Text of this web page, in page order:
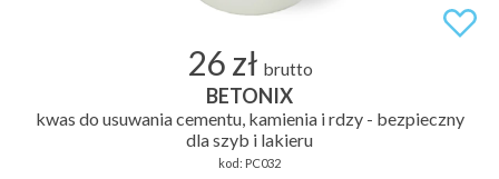
26 zł brutto
BETONIX
kwas do usuwania cementu, kamienia i rdzy - bezpieczny
dla szyb i lakieru
kod: PC032